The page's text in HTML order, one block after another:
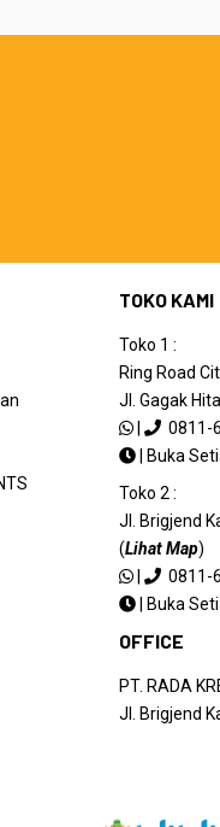
TOKO KAMI
Toko 1 :
Ring Road
Jl. Gagak
|
0811-
|
Buka
Toko 2 :
Jl. Brigjend
(Lihat Map)
|
0811-
|
Buka
OFFICE
PT. RADA
Jl. Brigjend